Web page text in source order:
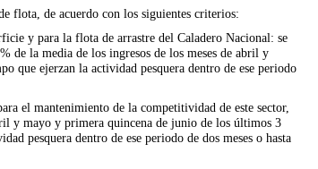
flota, de acuerdo con los siguientes criterios:
y para la flota de arrastre del Caladero Nacional: se
de la media de los ingresos de los meses de abril y
que ejerzan la actividad pesquera dentro de ese periodo
el mantenimiento de la competitividad de este sector,
y mayo y primera quincena de junio de los últimos 3
pesquera dentro de ese periodo de dos meses o hasta